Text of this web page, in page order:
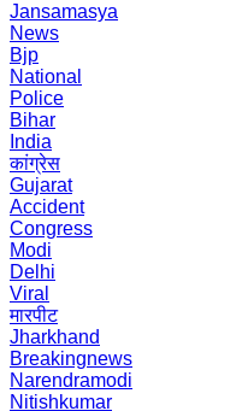
Jansamasya
News
Bjp
National
Police
Bihar
India
कांग्रेस
Gujarat
Accident
Congress
Modi
Delhi
Viral
मारपीट
Jharkhand
Breakingnews
Narendramodi
Nitishkumar